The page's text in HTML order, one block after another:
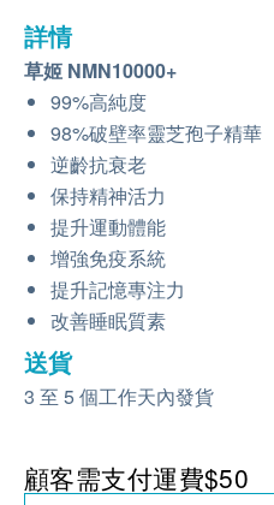
詳情
草姬 NMN10000+
99%高純度
98%破壁率靈芝孢子精華
逆齡抗衰老
保持精神活力
提升運動體能
增強免疫系統
提升記憶專注力
改善睡眠質素
送貨
3 至 5 個工作天內發貨
顧客需支付運費$50